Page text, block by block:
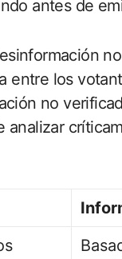
antes de
entre los
no